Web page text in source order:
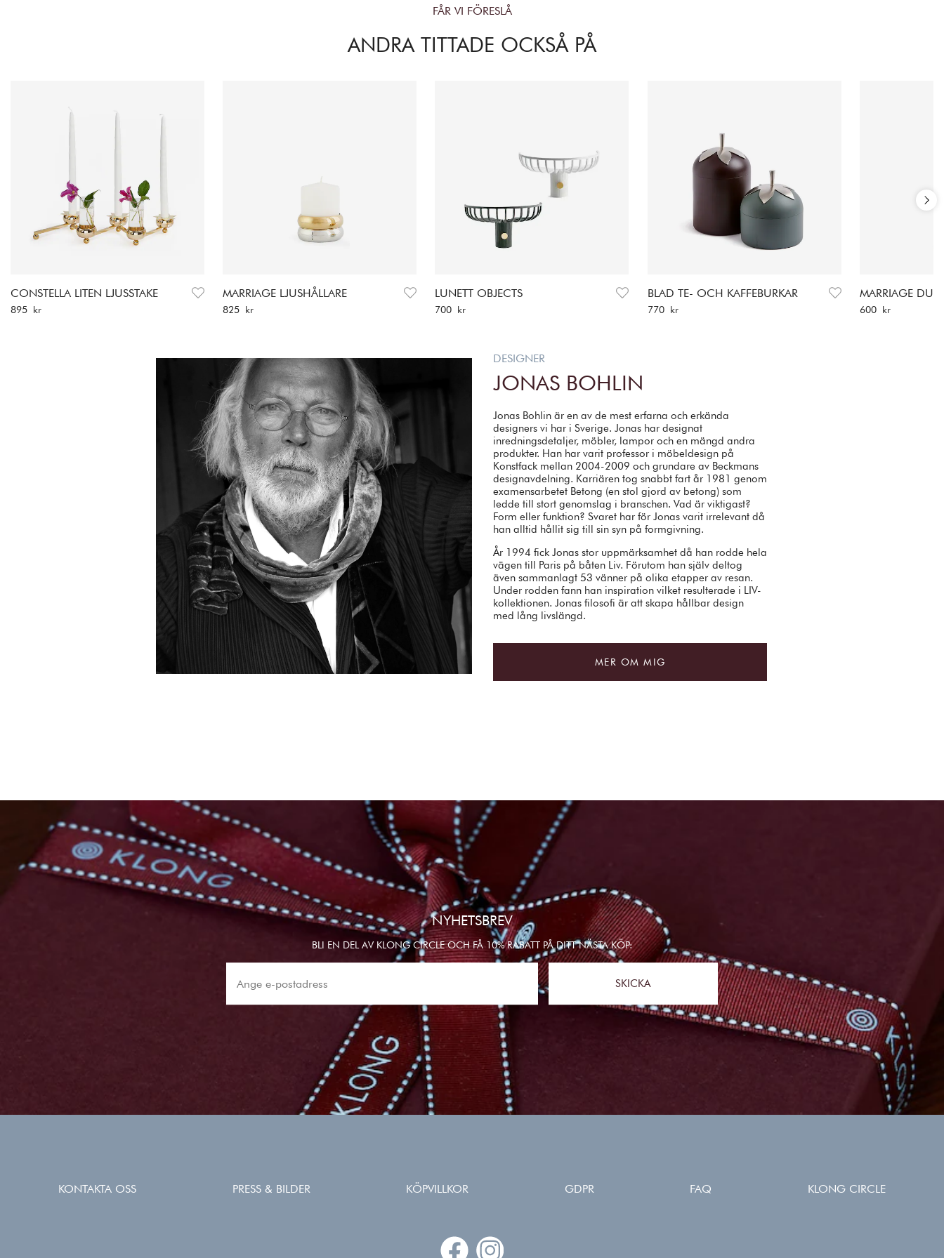
FÅR VI FÖRESLÅ
ANDRA TITTADE OCKSÅ PÅ
CONSTELLA LITEN LJUSSTAKE
Pris: 895 kr
895 kr
MARRIAGE LJUSHÅLLARE
Pris: 825 kr
825 kr
LUNETT OBJECTS
Pris: 700 kr
700 kr
BLAD TE- OCH KAFFEBURKAR
Pris: 770 kr
770 kr
MARRIAGE DUO
Pris: 600 kr
600 kr
DESIGNER
JONAS BOHLIN
Jonas Bohlin är en av de mest erfarna och erkända
designers vi har i Sverige. Jonas har designat
inredningsdetaljer, möbler, lampor och en mängd andra
produkter. Han har varit professor i möbeldesign på
Konstfack mellan 2004-2009 och grundare av Beckmans
designavdelning. Karriären tog snabbt fart år 1981 genom
examensarbetet Betong (en stol gjord av betong) som
ledde till stort genomslag i branschen. Vad är viktigast?
Form eller funktion? Svaret har för Jonas varit irrelevant då
han alltid hållit sig till sin syn på formgivning.
År 1994 fick Jonas stor uppmärksamhet då han rodde hela
vägen till Paris på båten Liv. Förutom han själv deltog
även sammanlagt 53 vänner på olika etapper av resan.
Under rodden fann han inspiration vilket resulterade i LIV-
kollektionen. Jonas filosofi är att skapa hållbar design
med lång livslängd.
MER OM MIG
NYHETSBREV
BLI EN DEL AV KLONG CIRCLE OCH FÅ 10% RABATT PÅ DITT NÄSTA KÖP:
SKICKA
KONTAKTA OSS PRESS & BILDER KÖPVILLKOR GDPR FAQ KLONG CIRCLE